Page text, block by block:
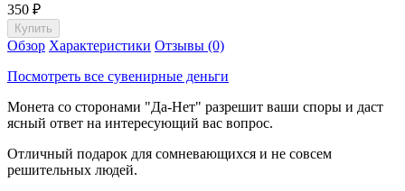
350 ₽
Обзор Характеристики Отзывы (0)
Посмотреть все сувенирные деньги
Монета со сторонами "Да-Нет" разрешит ваши споры и даст
ясный ответ на интересующий вас вопрос.
Отличный подарок для сомневающихся и не совсем
решительных людей.